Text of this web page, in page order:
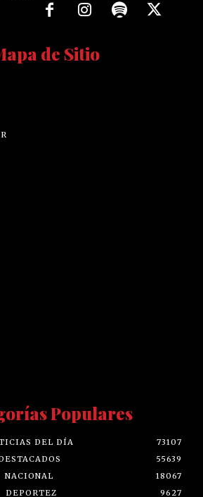
de Sitio
Populares
DEL DÍA
73107
55639
NACIONAL
18067
DEPORTEZ
9627